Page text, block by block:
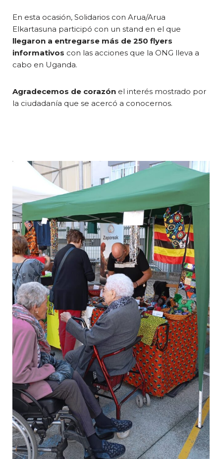
En esta ocasión, Solidarios con Arua/Arua
Elkartasuna participó con un stand en el que
llegaron a entregarse más de 250 flyers
informativos con las acciones que la ONG lleva a
cabo en Uganda.
Agradecemos de corazón el interés mostrado por
la ciudadanía que se acercó a conocernos.